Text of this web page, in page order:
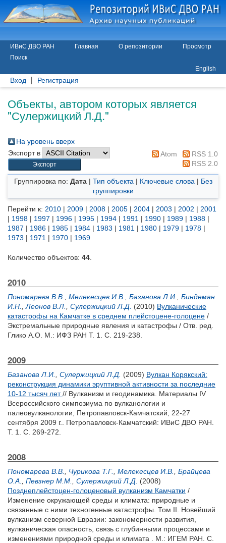
ИВиС ДВО РАН Главная О репозитории
Просмотр
Поиск
English
Вход Регистрация
Объекты, автором которых является
"Сулержицкий Л.Д."
На уровень вверх
Экспорт в
Atom
RSS 1.0
RSS 2.0
Группировка по: Дата| Тип объекта | Ключевые слова | Без
группировки
Перейти к: 2010 | 2009 | 2008 | 2005 | 2004 | 2003 | 2002 | 2001
| 1998 | 1997 | 1996 | 1995 | 1994 | 1991 | 1990 | 1989 | 1988 |
1987 | 1986 | 1985 | 1984 | 1983 | 1981 | 1980 | 1979 | 1978 |
1973 | 1971 | 1970 | 1969
Количество объектов: 44
2010
Пономарева В.В. Мелекесцев И.В. Базанова Л.И.
Биндеман
И.Н.
Леонов В.Л. Сулержицкий Л.Д. (2010) Вулканические
катастрофы на Камчатке в среднем плейстоцене-голоцене /
Экстремальные природные явления и катастрофы / Отв. ред.
Глико А.О. М.: ИФЗ РАН Т. 1. С. 219-238.
2009
Базанова Л.И. Сулержицкий Л.Д. (2009) Вулкан Корякский:
реконструкция динамики эруптивной активности за последние
10-12 тысяч лет// Вулканизм и геодинамика. Материалы IV
Всероссийского симпозиума по вулканологии и
палеовулканологии, Петропавловск-Камчатский, 22-27
сентября 2009 г.. Петропавловск-Камчатский: ИВиС ДВО РАН.
Т. 1. С. 269-272.
2008
Пономарева В.В. Чурикова Т.Г. Мелекесцев И.В.
Брайцева
О.А.
Певзнер М.М. Сулержицкий Л.Д. (2008)
Позднеплейстоцен-голоценовый вулканизм Камчатки /
Изменение окружающей среды и климата: природные и
связанные с ними техногенные катастрофы. Том II. Новейший
вулканизм северной Евразии: закономерности развития,
вулканическая опасность, связь с глубинными процессами и
изменениями природной среды и климата . М.: ИГЕМ РАН. С.